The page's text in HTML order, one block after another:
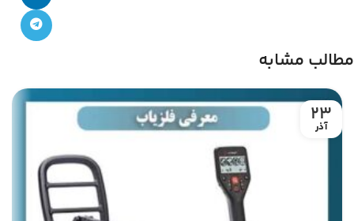
مطالب مشابه
23
آذر